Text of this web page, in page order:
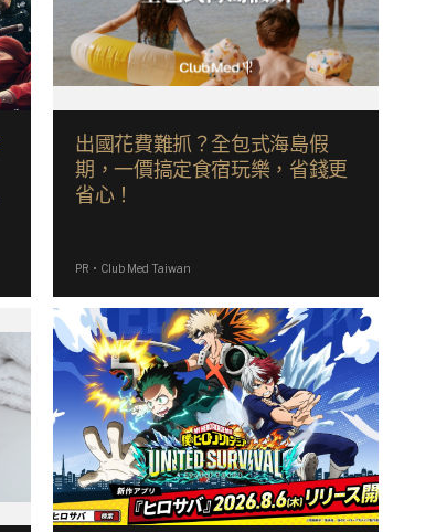
出國花費難抓？全包式海島假
期，一價搞定食宿玩樂，省錢更
省心！
PR・Club Med Taiwan